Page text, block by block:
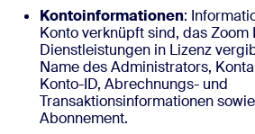
Kontoinformationen:
Konto verknüpft sind, das Zoom
Dienstleistungen in Lizenz
Name des Administrators,
Konto-ID, Abrechnungs- und
Transaktionsinformationen
Abonnement.